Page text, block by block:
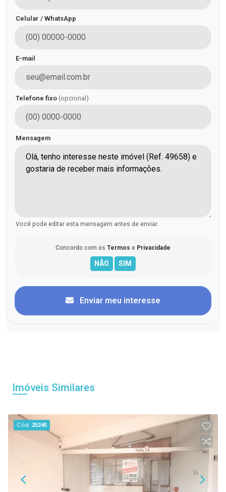
Celular / WhatsApp
E-mail
Telefone fixo (opcional)
Mensagem
Você pode editar esta mensagem antes de enviar.
Concordo com os Termos e Privacidade
Enviar meu interesse
Imóveis Similares
Cód. 25245